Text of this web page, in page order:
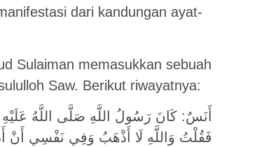
dari kandungan ayat-
Sulaiman memasukkan sebuah
Saw. Berikut riwayatnya:
أَنَسٌ: كَانَ رَسُولُ اللَّهِ صَلَّى اللَّهُ
فَقُلْتُ وَاللَّهِ لَا أَذْهَبُ وَفِي نَفْسِي أَنْ